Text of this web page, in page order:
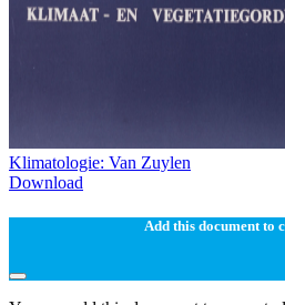
Klimatologie: Van Zuylen
Download
Add this document to